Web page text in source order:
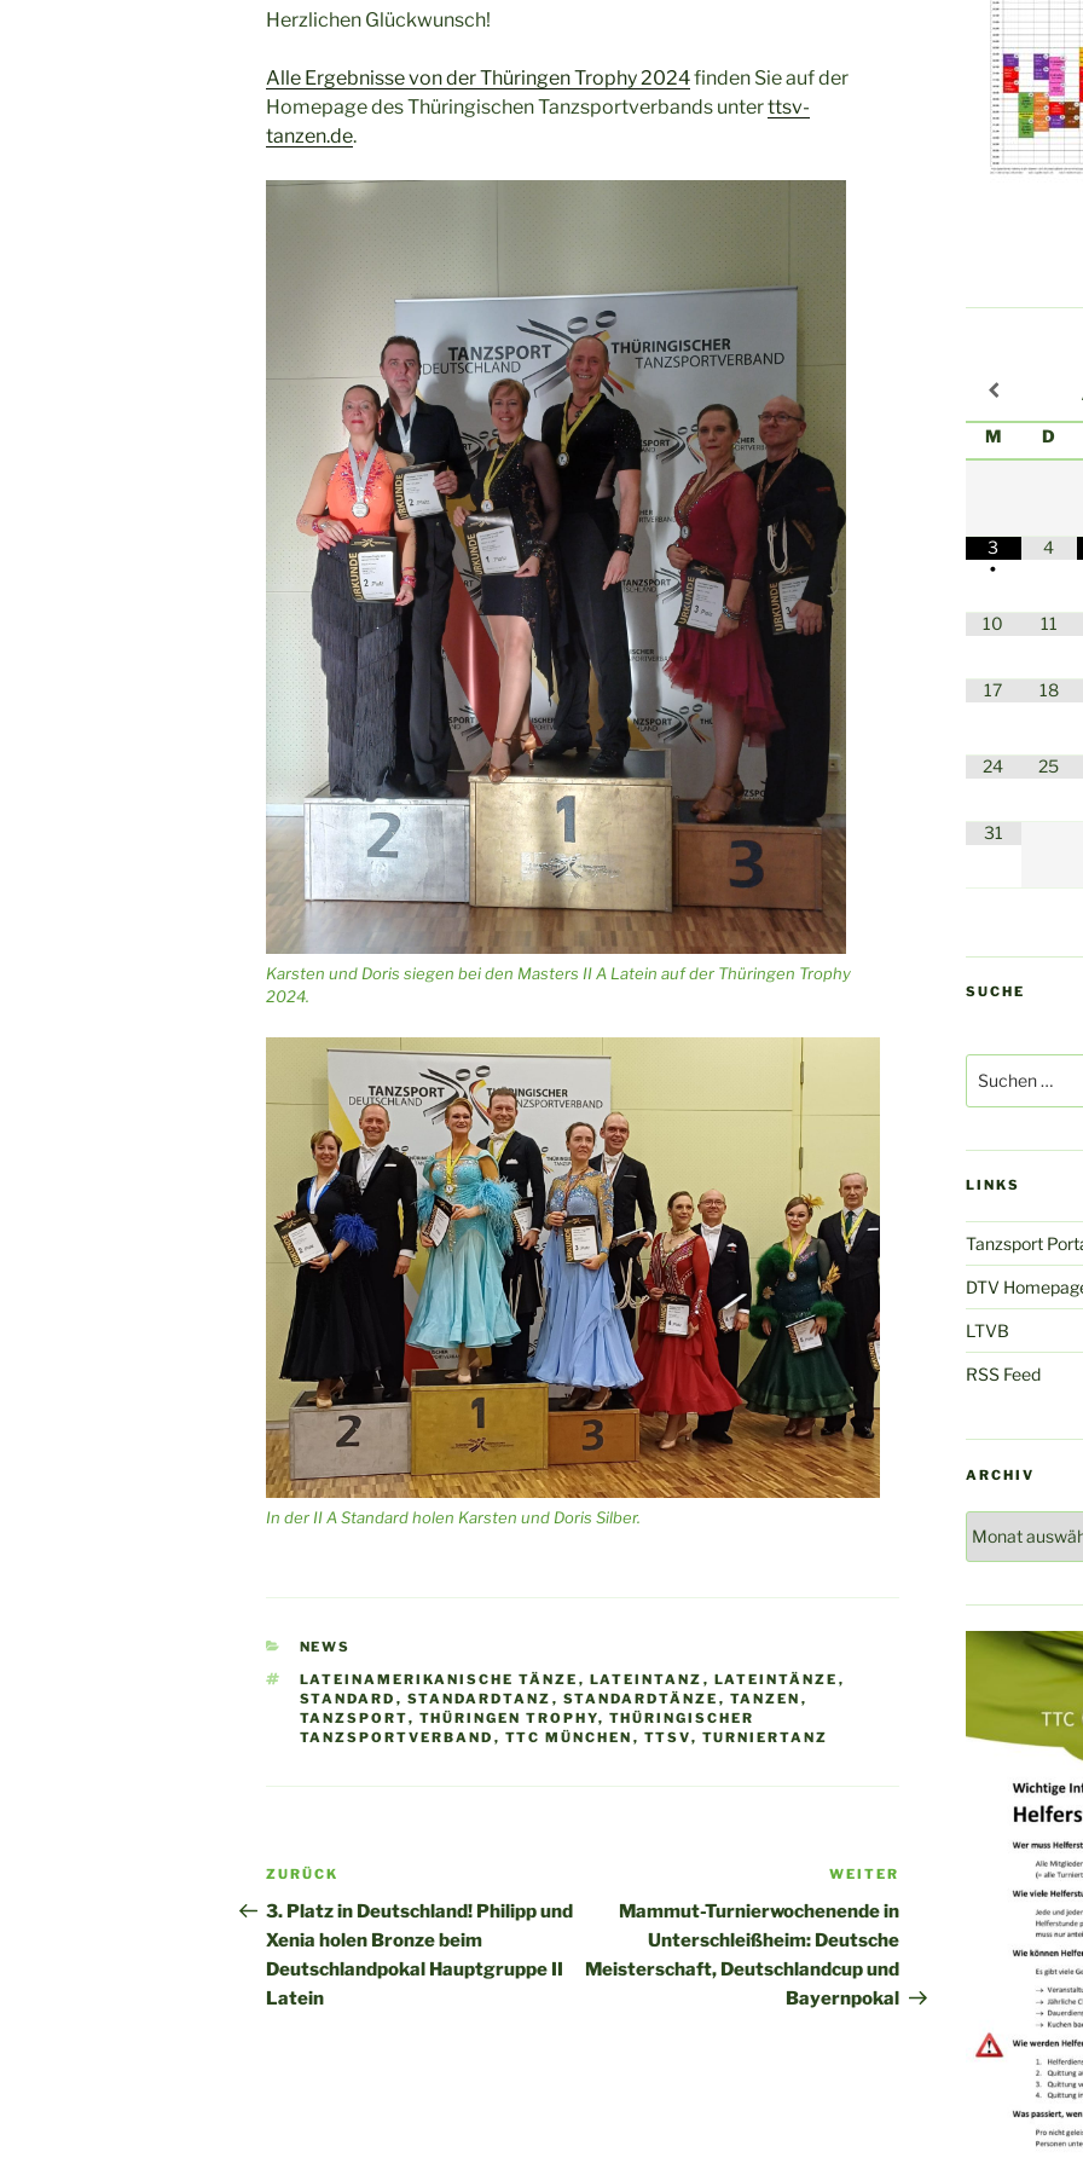
Herzlichen Glückwunsch!
Alle Ergebnisse von der Thüringen Trophy 2024finden Sie auf der
Homepage des Thüringischen Tanzsportverbands unterttsv-
tanzen.de.
Karsten und Doris siegen bei den Masters II A Latein auf der Thüringen Trophy
2024.
In der II A Standard holen Karsten und Doris Silber.
KATEGORIEN
NEWS
SCHLAGWÖRTER
LATEINAMERIKANISCHE TÄNZE , LATEINTANZ , LATEINTÄNZE ,
STANDARD , STANDARDTANZ , STANDARDTÄNZE , TANZEN ,
TANZSPORT, THÜRINGEN TROPHY, THÜRINGISCHER
TANZSPORTVERBAND , TTC MÜNCHEN , TTSV, TURNIERTANZ
Beitragsnavigation
Vorheriger
Beitrag
ZURÜCK
3. Platz in Deutschland! Philipp und
Xenia holen Bronze beim
Deutschlandpokal Hauptgruppe II
Latein
Beitrag
WEITER
Mammut-Turnierwochenende in
Unterschleißheim: Deutsche
Meisterschaft, Deutschlandcup und
Bayernpokal
M D
3
•
4
10 11
17 18
24 25
31
SUCHE
Suchen
nach:
LINKS
Tanzsport
DTV
LTVB
RSS Feed
ARCHIV